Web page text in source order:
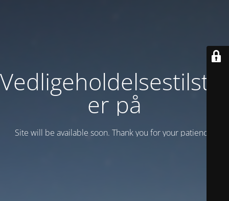
er på
Site will be available soon. Thank you for your patience!